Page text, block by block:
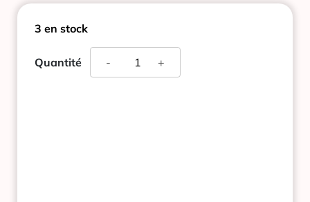
3 en stock
Quantité +
quantité
-